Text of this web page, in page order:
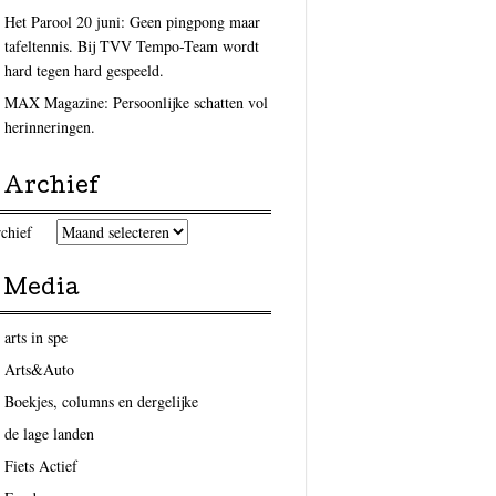
Het Parool 20 juni: Geen pingpong maar
tafeltennis. Bij TVV Tempo-Team wordt
hard tegen hard gespeeld.
MAX Magazine: Persoonlijke schatten vol
herinneringen.
Archief
Media
arts in spe
Arts&Auto
Boekjes, columns en dergelijke
de lage landen
Fiets Actief